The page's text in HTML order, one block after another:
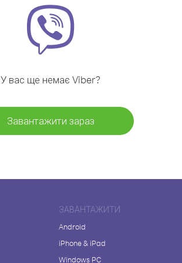
У вас ще немає Viber?
Завантажити зараз
ЗАВАНТАЖИТИ
Android
iPhone & iPad
Windows PC